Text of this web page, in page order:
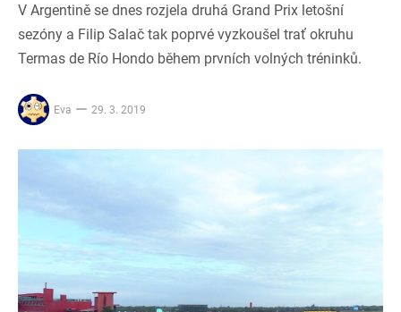
V Argentině se dnes rozjela druhá Grand Prix letošní
sezóny a Filip Salač tak poprvé vyzkoušel trať okruhu
Termas de Río Hondo během prvních volných tréninků.
Eva 29. 3. 2019